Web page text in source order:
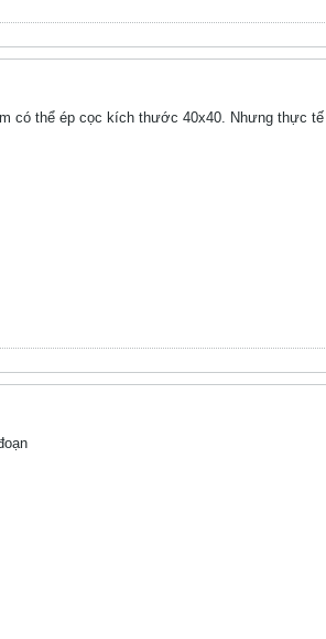
có thể ép cọc kích thước 40x40. Nhưng thực